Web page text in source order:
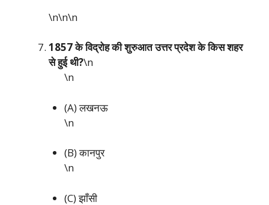
\n\n\n
1857 के विद्रोह की शुरुआत उत्तर प्रदेश के किस शहर
से हुई थी?\n
\n
(A) लखनऊ
\n
(B) कानपुर
\n
(C) झाँसी